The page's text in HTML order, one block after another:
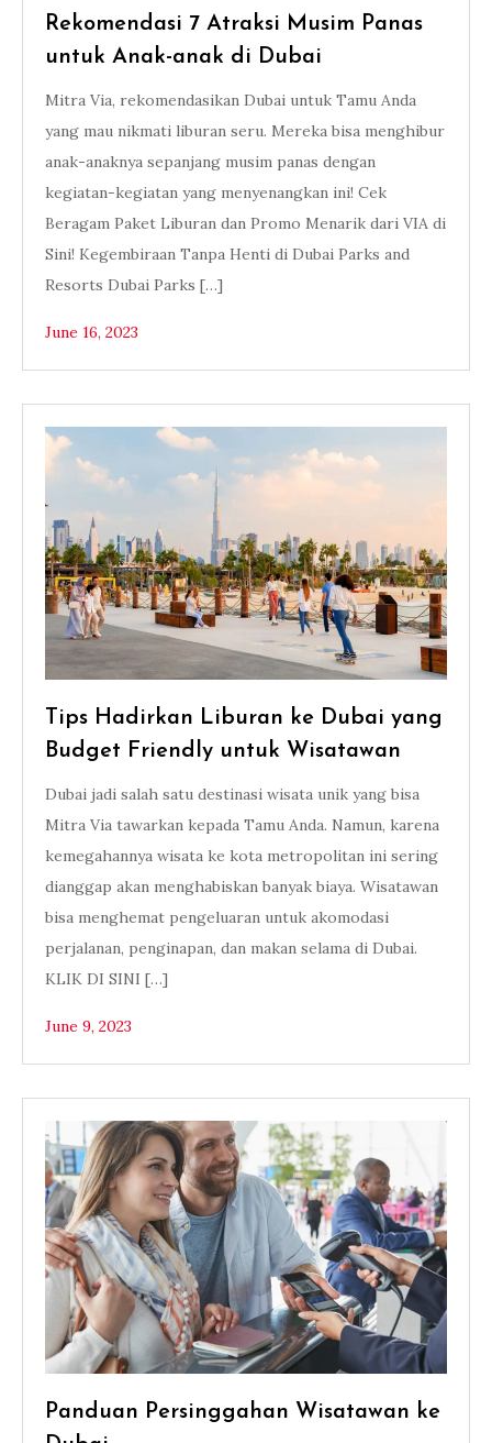
Rekomendasi 7 Atraksi Musim Panas
untuk Anak-anak di Dubai
Mitra Via, rekomendasikan Dubai untuk Tamu Anda
yang mau nikmati liburan seru. Mereka bisa menghibur
anak-anaknya sepanjang musim panas dengan
kegiatan-kegiatan yang menyenangkan ini! Cek
Beragam Paket Liburan dan Promo Menarik dari VIA di
Sini! Kegembiraan Tanpa Henti di Dubai Parks and
Resorts Dubai Parks […]
June 16, 2023
Tips Hadirkan Liburan ke Dubai yang
Budget Friendly untuk Wisatawan
Dubai jadi salah satu destinasi wisata unik yang bisa
Mitra Via tawarkan kepada Tamu Anda. Namun, karena
kemegahannya wisata ke kota metropolitan ini sering
dianggap akan menghabiskan banyak biaya. Wisatawan
bisa menghemat pengeluaran untuk akomodasi
perjalanan, penginapan, dan makan selama di Dubai.
KLIK DI SINI […]
June 9, 2023
Panduan Persinggahan Wisatawan ke